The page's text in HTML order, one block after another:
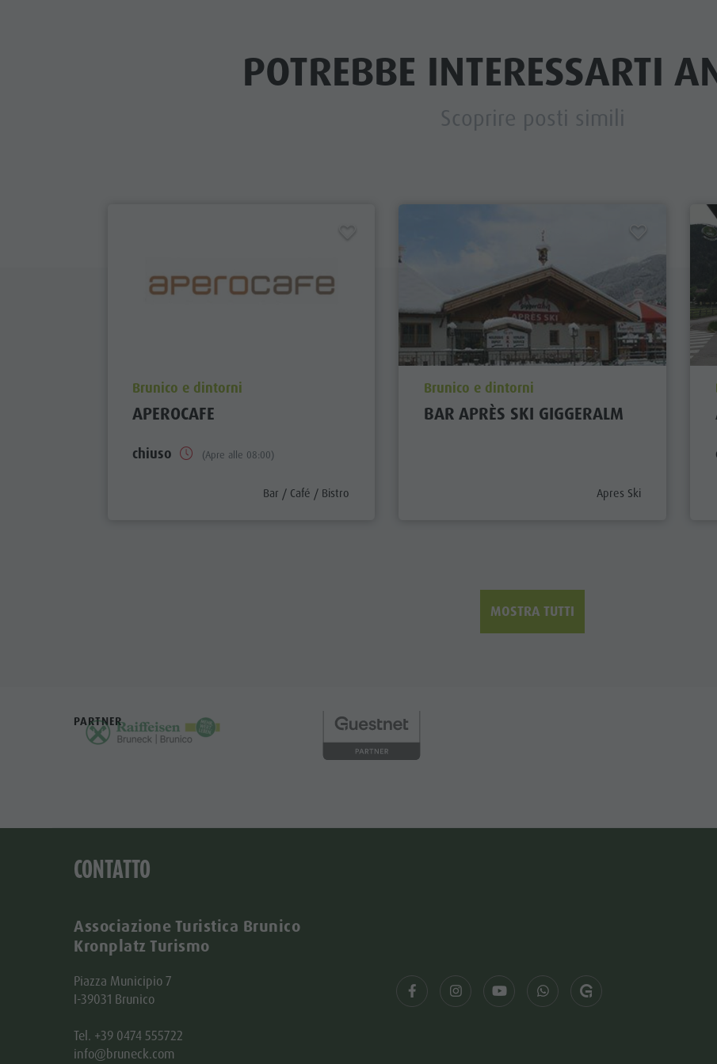
POTREBBE INTERESSARTI
Scoprire posti simili
aria.poi_location_prefix
Brunico e dintorni
APEROCAFE
chiuso (Apre alle 08:00)
aria.poi_category_prefix
Bar / Café / Bistro
aria.poi_location_prefix
Brunico e dintorni
BAR APRÈS SKI GIGGERALM
aria.poi_category_prefix
Apres Ski
MOSTRA TUTTI
PARTNER
CONTATTO
Associazione Turistica Brunico
Kronplatz Turismo
Piazza Municipio 7
I-39031 Brunico
Tel. +39 0474 555722
info@bruneck.com